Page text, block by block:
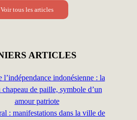
Voir tous les articles
ARTICLES
l’indépendance indonésienne : la
chapeau de paille, symbole d’un
amour patriote
: manifestations dans la ville de